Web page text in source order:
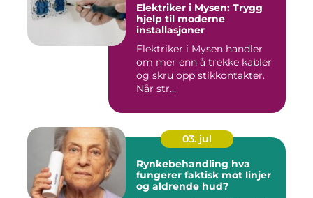
Elektriker i Mysen: Trygg
hjelp til moderne
installasjoner
Elektriker i Mysen handler
om mer enn å trekke kabler
og skru opp stikkontakter.
Når str...
03. jul
Rynkebehandling hva
fungerer faktisk mot linjer
og aldrende hud?